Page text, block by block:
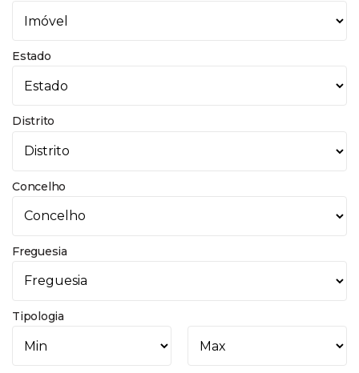
Estado
Distrito
Concelho
Freguesia
Tipologia